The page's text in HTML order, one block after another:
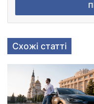
і
ь
в
л
Схожі статті